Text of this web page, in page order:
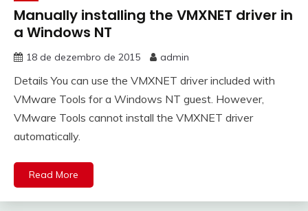
Manually installing the VMXNET driver in
a Windows NT
18 de dezembro de 2015 admin
Details You can use the VMXNET driver included with
VMware Tools for a Windows NT guest. However,
VMware Tools cannot install the VMXNET driver
automatically.
Read More